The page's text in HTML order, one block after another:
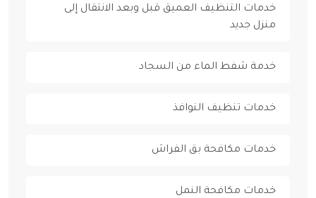
خدمات التنظيف العميق قبل وبعد الانتقال إلى
منزل جديد
خدمة شفط الماء من السجاد
خدمات تنظيف النوافذ
خدمات مكافحة بق الفراش
خدمات مكافحة النمل